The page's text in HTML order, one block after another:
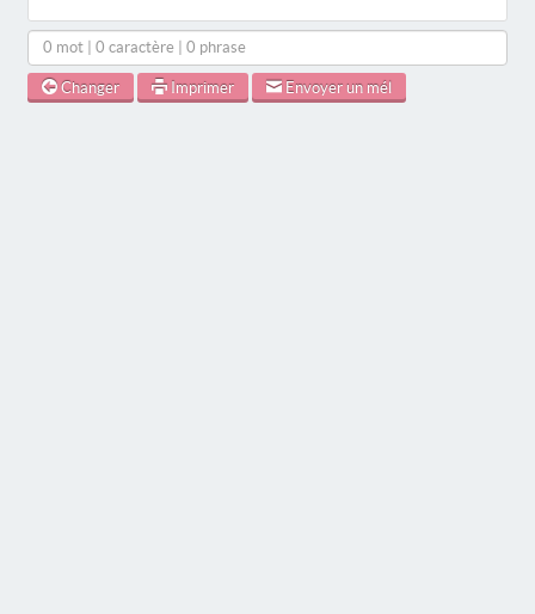
0 mot | 0 caractère | 0 phrase
Changer Imprimer Envoyer un mél